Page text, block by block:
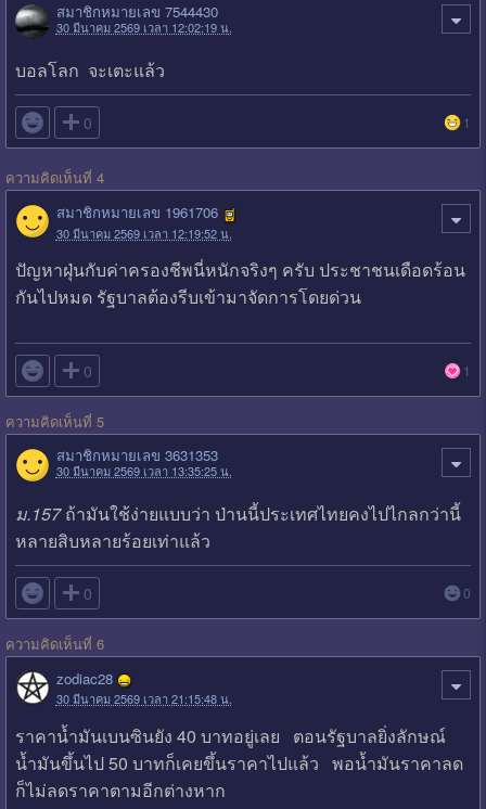
สมาชิกหมายเลข 7544430
30 มีนาคม 2569 เวลา 12:02:19 น.
บอลโลก จะเตะแล้ว
 0 1
ความคิดเห็นที่ 4
สมาชิกหมายเลข 1961706
30 มีนาคม 2569 เวลา 12:19:52 น.
ปัญหาฝุ่นกับค่าครองชีพนี่หนักจริงๆ ครับ ประชาชนเดือดร้อน
กันไปหมด รัฐบาลต้องรีบเข้ามาจัดการโดยด่วน
 0 1
ความคิดเห็นที่ 5
สมาชิกหมายเลข 3631353
30 มีนาคม 2569 เวลา 13:35:25 น.
ม.157ถ้ามันใช้ง่ายแบบว่า ป่านนี้ประเทศไทยคงไปไกลกว่านี้
หลายสิบหลายร้อยเท่าแล้ว
 0 0
ความคิดเห็นที่ 6
zodiac28
30 มีนาคม 2569 เวลา 21:15:48 น.
ราคาน้ำมันเบนซินยัง 40 บาทอยู่เลย ตอนรัฐบาลยิ่งลักษณ์
น้ำมันขึ้นไป 50 บาทก็เคยขึ้นราคาไปแล้ว พอน้ำมันราคาลด
ก็ไม่ลดราคาตามอีกต่างหาก